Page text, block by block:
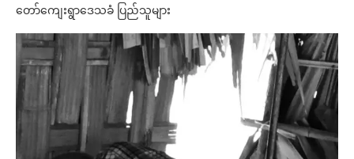
တော်ကျေးရွာဒေသခံ ပြည်သူများ